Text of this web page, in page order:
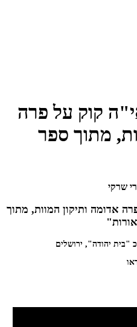
קוק על פרה
מתוך ספר
שרקי
אדומה ותיקון המוות, מתוך
יהודה", ירושלים